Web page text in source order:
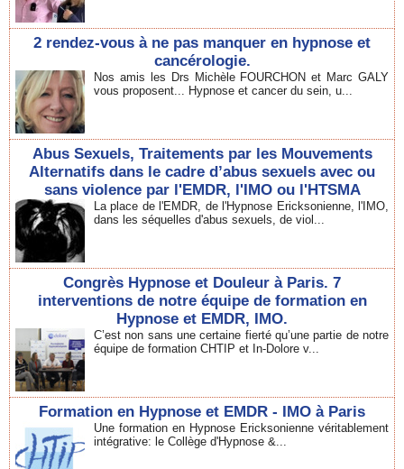
2 rendez-vous à ne pas manquer en hypnose et
cancérologie.
Nos amis les Drs Michèle FOURCHON et Marc GALY
vous proposent... Hypnose et cancer du sein, u...
Abus Sexuels, Traitements par les Mouvements
Alternatifs dans le cadre d’abus sexuels avec ou
sans violence par l'EMDR, l'IMO ou l'HTSMA
La place de l'EMDR, de l'Hypnose Ericksonienne, l'IMO,
dans les séquelles d'abus sexuels, de viol...
Congrès Hypnose et Douleur à Paris. 7
interventions de notre équipe de formation en
Hypnose et EMDR, IMO.
C’est non sans une certaine fierté qu’une partie de notre
équipe de formation CHTIP et In-Dolore v...
Formation en Hypnose et EMDR - IMO à Paris
Une formation en Hypnose Ericksonienne véritablement
intégrative: le Collège d'Hypnose &...